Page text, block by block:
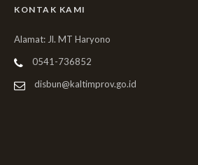
KONTAK KAMI
Alamat: Jl. MT Haryono
0541-736852
disbun@kaltimprov.go.id